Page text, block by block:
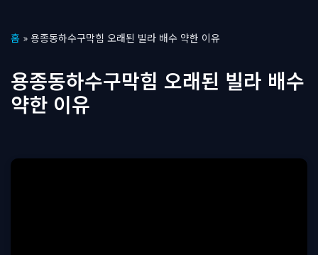
텐
로
건
기
홈 » 용종동하수구막힘 오래된 빌라 배수 약한 이유
용종동하수구막힘 오래된 빌라 배수
약한 이유